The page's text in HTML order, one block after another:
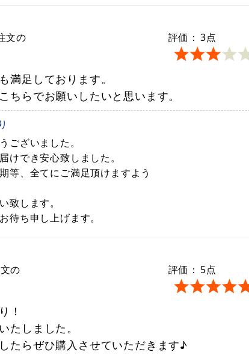
文の
評価： 3点
満足しております。
ちらでお願いしたいと思います。
ございました。
けでき安心致しました。
等、全てにご満足頂けますよう
致します。
待ち申し上げます。
の
評価： 5点
！
たしました。
たらぜひ購入させていただきます♪